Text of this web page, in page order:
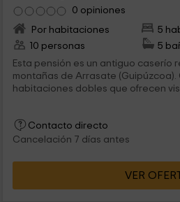
0 opiniones
Por habitaciones
5
10 personas
5
Esta pensión es un antiguo caserío
montañas de Arrasate (Guipúzcoa).
habitaciones dobles que ofrecen
Contacto directo
Cancelación 7 días antes
VER